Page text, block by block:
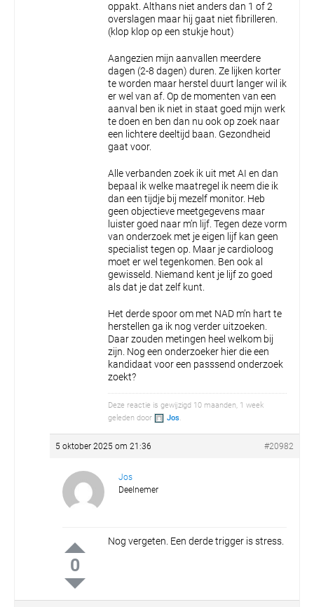
oppakt. Althans niet anders dan 1 of 2
overslagen maar hij gaat niet fibrilleren.
(klop klop op een stukje hout)
Aangezien mijn aanvallen meerdere
dagen (2-8 dagen) duren. Ze lijken korter
te worden maar herstel duurt langer wil ik
er wel van af. Op de momenten van een
aanval ben ik niet in staat goed mijn werk
te doen en ben dan nu ook op zoek naar
een lichtere deeltijd baan. Gezondheid
gaat voor.
Alle verbanden zoek ik uit met AI en dan
bepaal ik welke maatregel ik neem die ik
dan een tijdje bij mezelf monitor. Heb
geen objectieve meetgegevens maar
luister goed naar m’n lijf. Tegen deze vorm
van onderzoek met je eigen lijf kan geen
specialist tegen op. Maar je cardioloog
moet er wel tegenkomen. Ben ook al
gewisseld. Niemand kent je lijf zo goed
als dat je dat zelf kunt.
Het derde spoor om met NAD m’n hart te
herstellen ga ik nog verder uitzoeken.
Daar zouden metingen heel welkom bij
zijn. Nog een onderzoeker hier die een
kandidaat voor een passsend onderzoek
zoekt?
Deze reactie is gewijzigd 10 maanden, 1 week
geleden door
Jos.
5 oktober 2025 om 21:36 #20982
Jos
Deelnemer
0
Nog vergeten. Een derde trigger is stress.